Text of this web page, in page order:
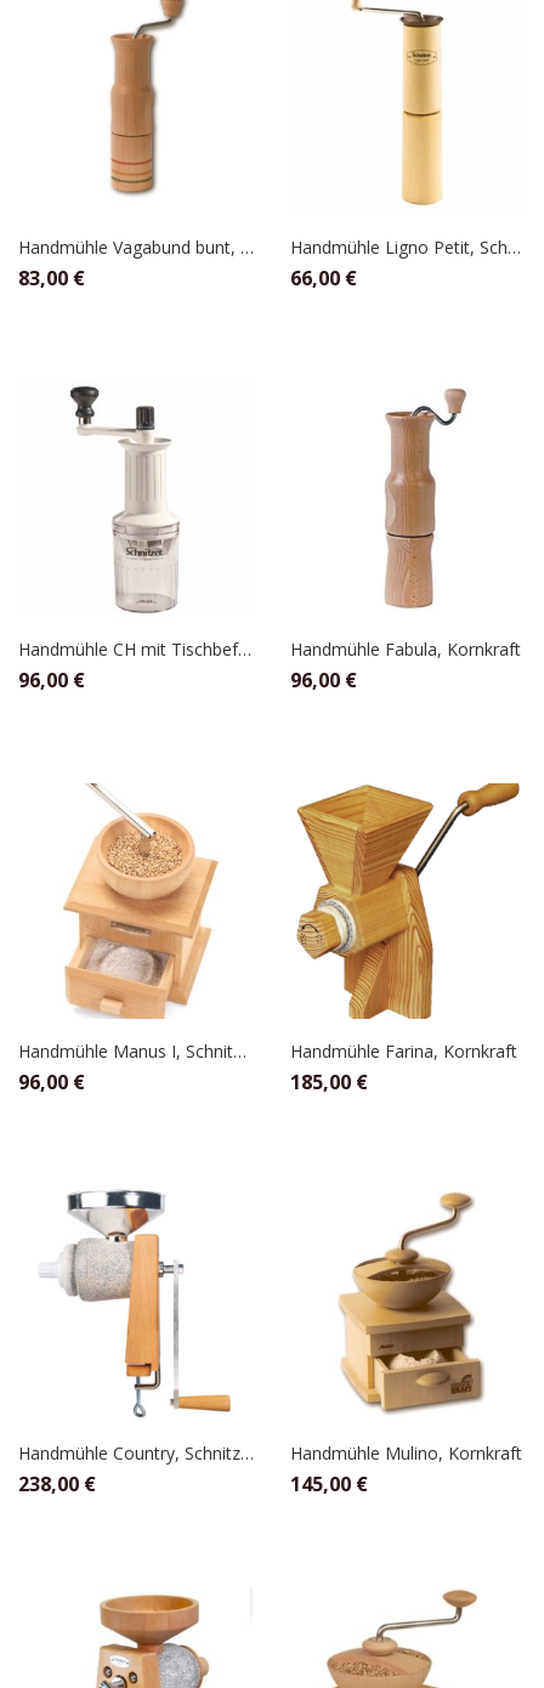
Handmühle Vagabund bunt, Kornkraft
83,00 €
Handmühle Ligno Petit, Schnitzer
66,00 €
Handmühle CH mit Tischbefestigung, Schnitzer
96,00 €
Handmühle Fabula, Kornkraft
96,00 €
Handmühle Manus I, Schnitzer
96,00 €
Handmühle Farina, Kornkraft
185,00 €
Handmühle Country, Schnitzer
238,00 €
Handmühle Mulino, Kornkraft
145,00 €